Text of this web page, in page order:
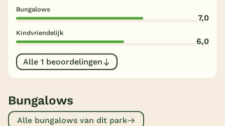
Onze e-boeken
Bungalows
7,0
Kindvriendelijk
6,0
Alle 1 beoordelingen
Bungalows
Alle bungalows van dit park